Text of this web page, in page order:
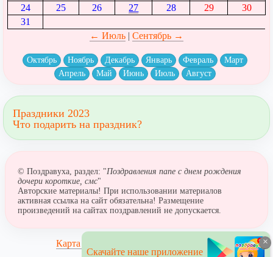
24
25 26 27 28 29
30
31
← Июль| Сентябрь →
Октябрь Ноябрь Декабрь Январь Февраль
Март
Апрель
Май Июнь Июль Август
Праздники 2023
Что подарить на праздник?
© Поздравуха, раздел: "Поздравления папе с днем рождения
дочери короткие, смс"
Авторские материалы! При использовании материалов
активная ссылка на сайт обязательна! Размещение
произведений на сайтах поздравлений не допускается.
Карта сайта
×
Скачайте наше приложение